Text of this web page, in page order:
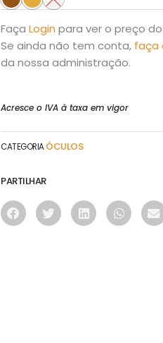
Faça Login para ver o preço
Se ainda não tem conta, faça
da nossa administração.
Acresce o IVA à taxa em vigor
CATEGORIA ÓCULOS
PARTILHAR